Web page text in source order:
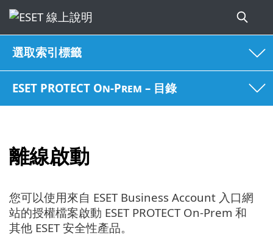
選取索引標籤
ESET PROTECT On-Prem – 目錄
離線啟動
您可以使用來自 ESET Business Account 入口網
站的授權檔案啟動 ESET PROTECT On-Prem 和
其他 ESET 安全性產品。